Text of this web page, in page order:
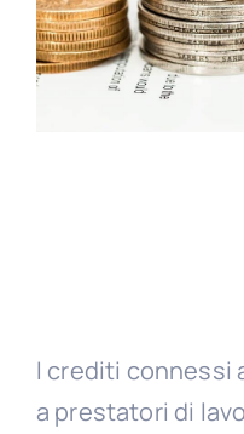
I crediti connessi
a prestatori di